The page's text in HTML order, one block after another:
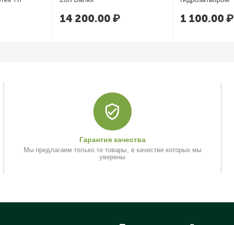
рублей.
14 200.00 ₽ 1 100.00 ₽
Гарантия качества
Мы предлагаем только те товары, в качестве которых мы
уверены